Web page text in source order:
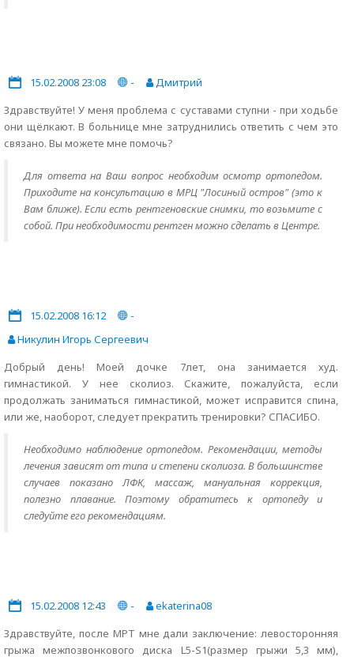
15.02.2008 23:08 -
Дмитрий
Здравствуйте! У меня проблема с суставами ступни - при ходьбе
они щёлкают. В больнице мне затруднились ответить с чем это
связано. Вы можете мне помочь?
Для ответа на Ваш вопрос необходим осмотр ортопедом.
Приходите на консультацию в МРЦ "Лосиный остров" (это к
Вам ближе). Если есть рентгеновские снимки, то возьмите с
собой. При необходимости рентген можно сделать в Центре.
15.02.2008 16:12
-
Никулин Игорь Сергеевич
Добрый день! Моей дочке 7лет, она занимается худ.
гимнастикой. У нее сколиоз. Скажите, пожалуйста, если
продолжать заниматься гимнастикой, может исправится спина,
или же, наоборот, следует прекратить тренировки? СПАСИБО.
Необходимо наблюдение ортопедом. Рекомендации, методы
лечения зависят от типа и степени сколиоза. В большинстве
случаев показано ЛФК, массаж, мануальная коррекция,
полезно плавание. Поэтому обратитесь к ортопеду и
следуйте его рекомендациям.
15.02.2008 12:43 -
ekaterina08
Здравствуйте, после МРТ мне дали заключение: левосторонняя
грыжа межпозвонкового диска L5-S1(размер грыжи 5,3 мм),